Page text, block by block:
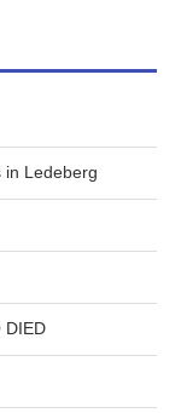
in Ledeberg
DIED